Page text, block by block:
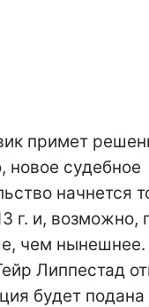
примет
новое судебное
начнется
г. и, возможно,
чем нынешнее.
Липпестад
будет подана